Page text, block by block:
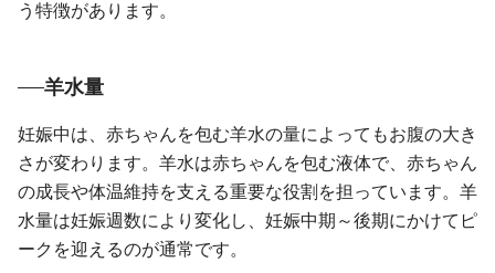
う特徴があります。
羊水量
妊娠中は、赤ちゃんを包む羊水の量によってもお腹の大き
さが変わります。羊水は赤ちゃんを包む液体で、赤ちゃん
の成長や体温維持を支える重要な役割を担っています。羊
水量は妊娠週数により変化し、妊娠中期～後期にかけてピ
ークを迎えるのが通常です。